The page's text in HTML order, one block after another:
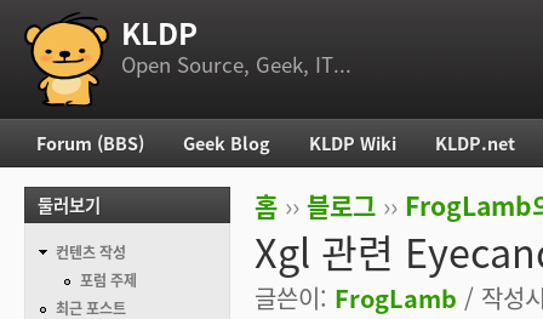
부 메뉴 KLDP
Open Source, Geek, IT...
현재 위치
홈 ›› 블로그 ›› FrogLamb
Xgl 관련
글쓴이: FrogLamb / 작성
주 메뉴
Forum (BBS) Geek Blog KLDP Wiki KLDP.net
둘러보기
컨텐츠 작성
포럼 주제
최근 포스트